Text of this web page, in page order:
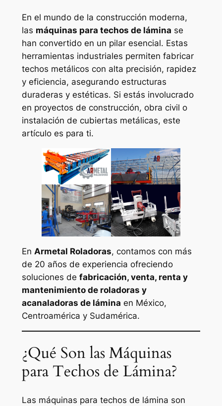
En el mundo de la construcción moderna,
las máquinas para techos de lámina se
han convertido en un pilar esencial. Estas
herramientas industriales permiten fabricar
techos metálicos con alta precisión, rapidez
y eficiencia, asegurando estructuras
duraderas y estéticas. Si estás involucrado
en proyectos de construcción, obra civil o
instalación de cubiertas metálicas, este
artículo es para ti.
En Armetal Roladoras, contamos con más
de 20 años de experiencia ofreciendo
soluciones de fabricación, venta, renta y
mantenimiento de roladoras y
acanaladoras de lámina en México,
Centroamérica y Sudamérica.
¿Qué Son las Máquinas
para Techos de Lámina?
Las máquinas para techos de lámina son